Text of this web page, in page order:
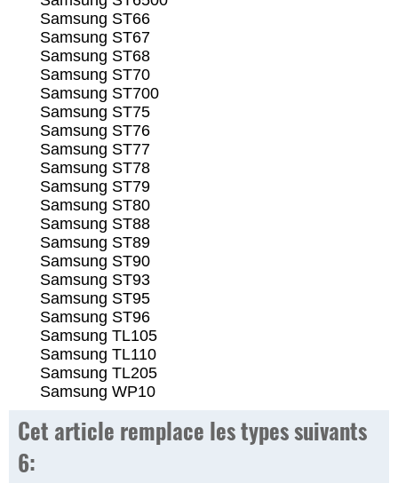
Samsung ST66
Samsung ST67
Samsung ST68
Samsung ST70
Samsung ST700
Samsung ST75
Samsung ST76
Samsung ST77
Samsung ST78
Samsung ST79
Samsung ST80
Samsung ST88
Samsung ST89
Samsung ST90
Samsung ST93
Samsung ST95
Samsung ST96
Samsung TL105
Samsung TL110
Samsung TL205
Samsung WP10
Cet article remplace les types suivants
6: